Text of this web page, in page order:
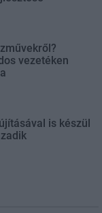
vezetéken
is készül